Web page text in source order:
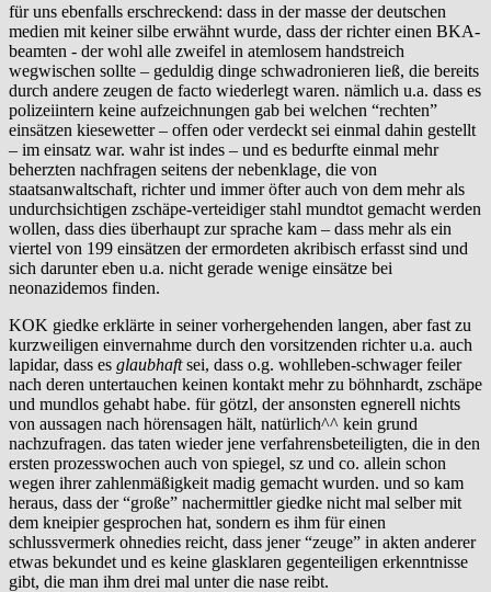
für uns ebenfalls erschreckend: dass in der masse der deutschen
medien mit keiner silbe erwähnt wurde, dass der richter einen BKA-
beamten - der wohl alle zweifel in atemlosem handstreich
wegwischen sollte – geduldig dinge schwadronieren ließ, die bereits
durch andere zeugen de facto wiederlegt waren. nämlich u.a. dass es
polizeiintern keine aufzeichnungen gab bei welchen “rechten”
einsätzen kiesewetter – offen oder verdeckt sei einmal dahin gestellt
– im einsatz war. wahr ist indes – und es bedurfte einmal mehr
beherzten nachfragen seitens der nebenklage, die von
staatsanwaltschaft, richter und immer öfter auch von dem mehr als
undurchsichtigen zschäpe-verteidiger stahl mundtot gemacht werden
wollen, dass dies überhaupt zur sprache kam – dass mehr als ein
viertel von 199 einsätzen der ermordeten akribisch erfasst sind und
sich darunter eben u.a. nicht gerade wenige einsätze bei
neonazidemos finden.
KOK giedke erklärte in seiner vorhergehenden langen, aber fast zu
kurzweiligen einvernahme durch den vorsitzenden richter u.a. auch
lapidar, dass es glaubhaftsei, dass o.g. wohlleben-schwager feiler
nach deren untertauchen keinen kontakt mehr zu böhnhardt, zschäpe
und mundlos gehabt habe. für götzl, der ansonsten egnerell nichts
von aussagen nach hörensagen hält, natürlich^^ kein grund
nachzufragen. das taten wieder jene verfahrensbeteiligten, die in den
ersten prozesswochen auch von spiegel, sz und co. allein schon
wegen ihrer zahlenmäßigkeit madig gemacht wurden. und so kam
heraus, dass der “große” nachermittler giedke nicht mal selber mit
dem kneipier gesprochen hat, sondern es ihm für einen
schlussvermerk ohnedies reicht, dass jener “zeuge” in akten anderer
etwas bekundet und es keine glasklaren gegenteiligen erkenntnisse
gibt, die man ihm drei mal unter die nase reibt.